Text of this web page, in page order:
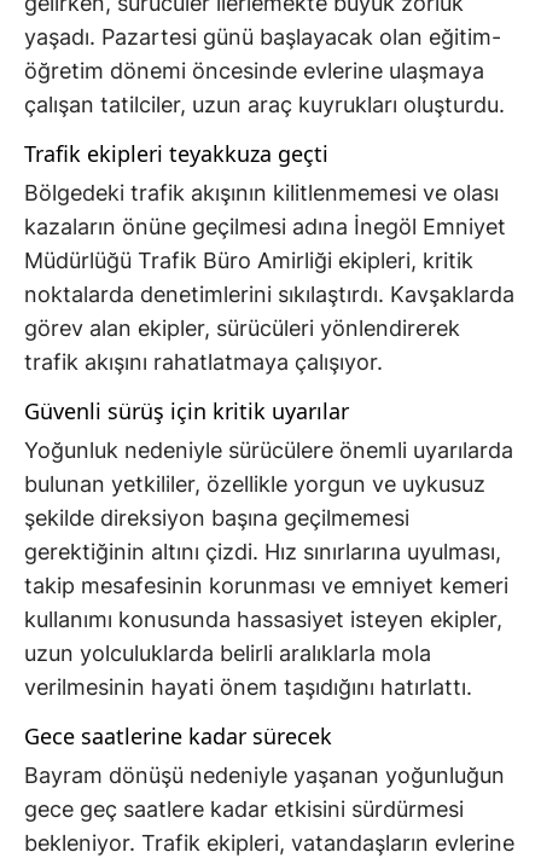
yaşadı. Pazartesi günü başlayacak olan eğitim-
öğretim dönemi öncesinde evlerine ulaşmaya
çalışan tatilciler, uzun araç kuyrukları oluşturdu.
Trafik ekipleri teyakkuza geçti
Bölgedeki trafik akışının kilitlenmemesi ve olası
kazaların önüne geçilmesi adına İnegöl Emniyet
Müdürlüğü Trafik Büro Amirliği ekipleri, kritik
noktalarda denetimlerini sıkılaştırdı. Kavşaklarda
görev alan ekipler, sürücüleri yönlendirerek
trafik akışını rahatlatmaya çalışıyor.
Güvenli sürüş için kritik uyarılar
Yoğunluk nedeniyle sürücülere önemli uyarılarda
bulunan yetkililer, özellikle yorgun ve uykusuz
şekilde direksiyon başına geçilmemesi
gerektiğinin altını çizdi. Hız sınırlarına uyulması,
takip mesafesinin korunması ve emniyet kemeri
kullanımı konusunda hassasiyet isteyen ekipler,
uzun yolculuklarda belirli aralıklarla mola
verilmesinin hayati önem taşıdığını hatırlattı.
Gece saatlerine kadar sürecek
Bayram dönüşü nedeniyle yaşanan yoğunluğun
gece geç saatlere kadar etkisini sürdürmesi
bekleniyor. Trafik ekipleri, vatandaşların evlerine